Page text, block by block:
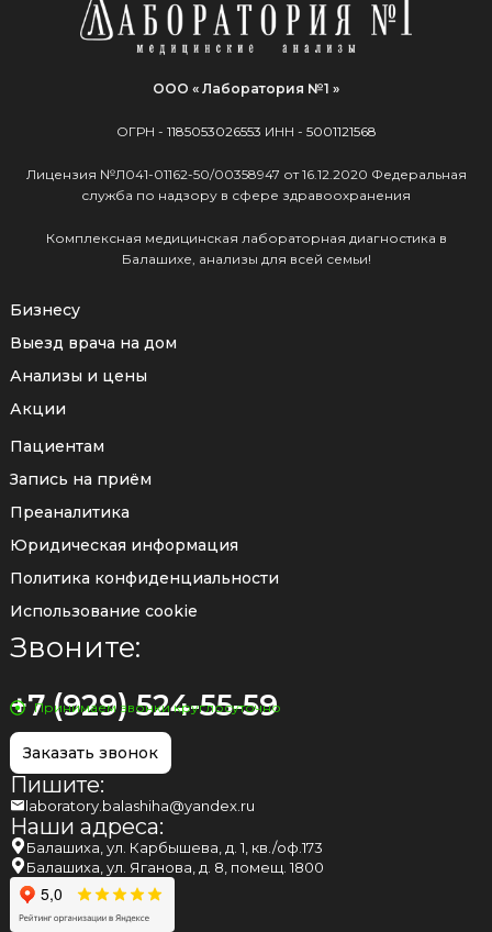
ООО « Лаборатория №1 »
ОГРН - 1185053026553 ИНН - 5001121568
Лицензия №Л041-01162-50/00358947 от 16.12.2020 Федеральная
служба по надзору в сфере здравоохранения
Комплексная медицинская лабораторная диагностика в
Балашихе, анализы для всей семьи!
Бизнесу
Выезд врача на дом
Анализы и цены
Акции
Пациентам
Запись на приём
Преаналитика
Юридическая информация
Политика конфиденциальности
Использование cookie
Звоните:
+7 (929) 524-55-59
Принимаем звонки круглосуточно
Заказать звонок
Пишите:
laboratory.balashiha@yandex.ru
Наши адреса:
Балашиха, ул. Карбышева, д. 1, кв./оф.173
Балашиха, ул. Яганова, д. 8, помещ. 1800